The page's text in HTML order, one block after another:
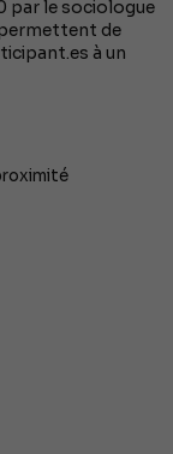
par le sociologue
de
à un